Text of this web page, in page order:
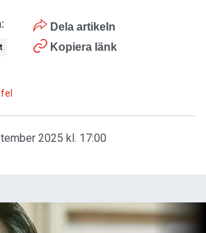
Dela artikeln
Kopiera länk
2025 kl. 17:00